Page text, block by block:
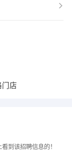
门店
到该招聘信息的！